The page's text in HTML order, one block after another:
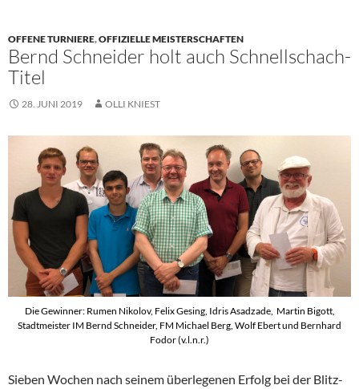
OFFENE TURNIERE,OFFIZIELLE MEISTERSCHAFTEN
Bernd Schneider holt auch Schnellschach-
Titel
28. JUNI 2019 OLLI KNIEST
Die Gewinner: Rumen Nikolov, Felix Gesing, Idris Asadzade, Martin Bigott,
Stadtmeister IM Bernd Schneider, FM Michael Berg, Wolf Ebert und Bernhard
Fodor (v.l.n.r.)
Sieben Wochen nach seinem überlegenen Erfolg bei der Blitz-